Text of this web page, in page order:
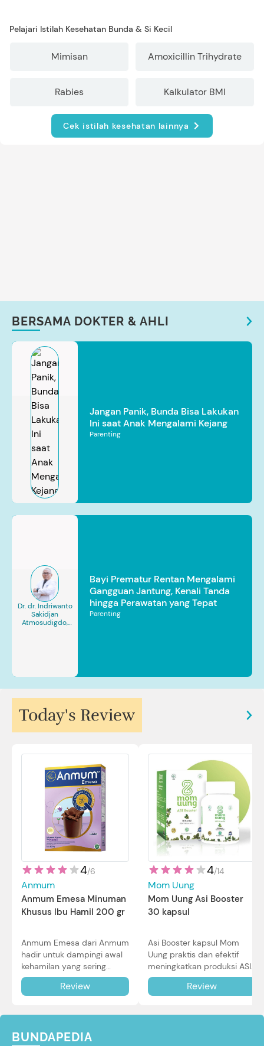
Pelajari Istilah Kesehatan Bunda & Si Kecil
Mimisan Amoxicillin Trihydrate
Rabies Kalkulator BMI
Cek istilah kesehatan lainnya
BERSAMA DOKTER & AHLI
Jangan Panik, Bunda Bisa Lakukan
Ini saat Anak Mengalami Kejang
Parenting
Dr. dr. Indriwanto
Sakidjan
Atmosudigdo,
Bayi Prematur Rentan Mengalami
Gangguan Jantung, Kenali Tanda
hingga Perawatan yang Tepat
Parenting
Today's Review
4/6
Anmum
Anmum Emesa Minuman
Khusus Ibu Hamil 200 gr
Anmum Emesa dari Anmum
hadir untuk dampingi awal
kehamilan yang sering
diiringi dengan mual dan
muntah. Simak reviewnya di
Review
4/14
Mom Uung
Mom Uung Asi Booster
30 kapsul
Asi Booster kapsul Mom
Uung praktis dan efektif
meningkatkan produksi ASI
Bunda untuk Si Kecil. Simak
review lengkapnya di sini.
Review
BUNDAPEDIA